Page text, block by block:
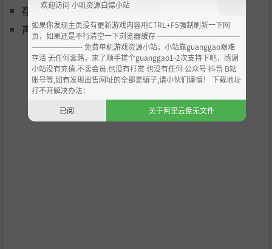
可畅玩。若游玩过程中感到不适，请立即中止游戏。
企鹅大人模式
《障目》的恐怖演出非常克制，不会用任何突如其来的大音
量或者画面，也就是“Jumpscare”来惊吓玩家。若您即便
如此也觉得恐怖的话，我们还为游戏加入了“企鹅大人模
式”。在游戏内按P键即可开启“企鹅大人模式”。
“企鹅大人模式”下，足音大人的脚步声，会变成可爱的企
存储空间:需要 200 MB 可用空间
声卡:基本音频设备
欢迎访问 小叽资源白嫖小站
如果你发现主页没有更新游戏内容用CTRL+F5强制刷新一下网
页，如果还是不行清空一下浏览器缓存 ----------------------------------
--------------------- 免费单机游戏资源小站，小站靠guanggao艰难
存活 无任何套路，来了顺手搓个guanggao1-2次支持下吧，感谢
小站没有充值.不卖会员.也没有打赏 也没有任何 公众号 抖音 B站
账号等,如有发现出售网址的全部是骗子,请小伙们谨慎！ 下载地址
打不开解决办法：
已阅
关于阿里云盘无文件